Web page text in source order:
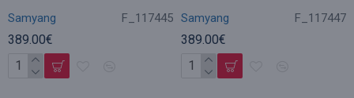
Samyang F_117445
389.00€
Samyang F_117447
389.00€